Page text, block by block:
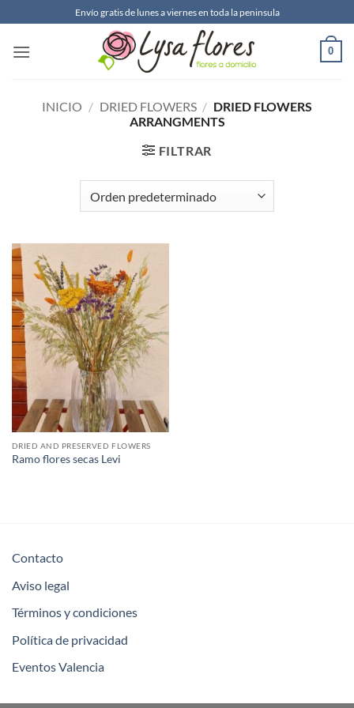
al
contenido
Envío gratis de lunes a viernes en toda la peninsula
0
INICIO / DRIED FLOWERS / DRIED FLOWERS
ARRANGMENTS
FILTRAR
DRIED AND PRESERVED FLOWERS
Ramo flores secas Levi
Contacto
Aviso legal
Términos y condiciones
Política de privacidad
Eventos Valencia